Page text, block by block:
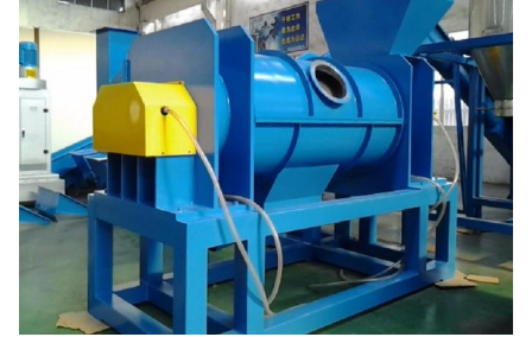
9
Hệ thống làm khô &
1 bộ
10 Hệ thống kiểm soát 1 bộ